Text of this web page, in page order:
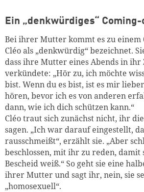
Ein „denkwürdiges“ Coming-
Bei ihrer Mutter kommt es zu einem
Cléo als „denkwürdig“ bezeichnet.
dass ihre Mutter eines Abends in
verkündete: „Hör zu, ich möchte
bist. Wenn du es bist, ist es mir
hören, bevor ich es von anderen
dann, wie ich dich schützen kann.“
Cléo traut sich zunächst nicht, ihr
sagen. „Ich war darauf eingestellt,
rausschmeißt“, erzählt sie. „Aber
beschlossen, mit ihr zu reden,
Bescheid weiß.“ So geht sie eine
ihrer Mutter und sagt ihr, nein, sie
„homosexuell“.